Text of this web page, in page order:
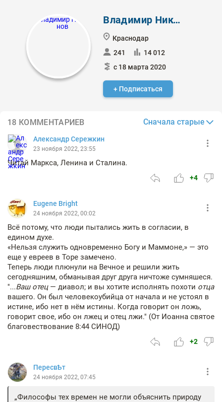
Владимир Никонов
Краснодар
241
14 012
с 18 марта 2020
+ Подписаться
18 КОММЕНТАРИЕВ Сначала старые
Александр Сережкин
23 ноября 2022, 23:55
Читай Маркса, Ленина и Сталина.
+4
Eugene Bright
24 ноября 2022, 00:02
Всё потому, что люди пытались жить в согласии, в
едином духе.
«Нельзя служить одновременно Богу и Маммоне,» — это
еще у евреев в Торе замечено.
Теперь люди плюнули на Вечное и решили жить
сегодняшним, обманывая друг друга ничтоже сумняшеся.
"...Ваш отец— диавол; и вы хотите исполнять похоти отца
вашего. Он был человекоубийца от начала и не устоял в
истине, ибо нет в нём истины. Когда говорит он ложь,
говорит свое, ибо он лжец и отец лжи." (От Иоанна святое
благовествование 8:44 СИНОД)
+2
ПересвѢт
24 ноября 2022, 07:45
Философы тех времен не могли объяснить природу